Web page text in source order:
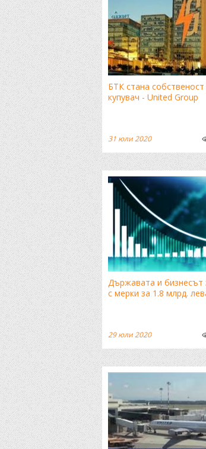
БТК стана
купувач - United Group
31 юли 2020
Държавата и бизнесът
с мерки за 1.8 млрд.
29 юли 2020